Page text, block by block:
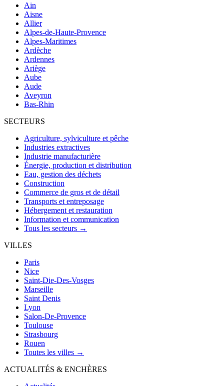
Ain
Aisne
Allier
Alpes-de-Haute-Provence
Alpes-Maritimes
Ardèche
Ardennes
Ariège
Aube
Aude
Aveyron
Bas-Rhin
SECTEURS
Agriculture, sylviculture et pêche
Industries extractives
Industrie manufacturière
Énergie, production et distribution
Eau, gestion des déchets
Construction
Commerce de gros et de détail
Transports et entreposage
Hébergement et restauration
Information et communication
Tous les secteurs →
VILLES
Paris
Nice
Saint-Die-Des-Vosges
Marseille
Saint Denis
Lyon
Salon-De-Provence
Toulouse
Strasbourg
Rouen
Toutes les villes →
ACTUALITÉS & ENCHÈRES